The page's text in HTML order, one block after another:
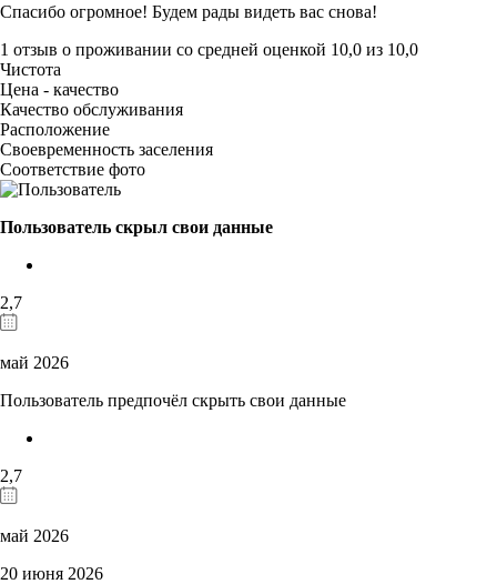
Спасибо огромное! Будем рады видеть вас снова!
1 отзыв о проживании со средней оценкой 10,0 из 10,0
Чистота
Цена - качество
Качество обслуживания
Расположение
Своевременность заселения
Соответствие фото
Пользователь скрыл свои данные
2,7
май 2026
Пользователь предпочёл скрыть свои данные
2,7
май 2026
20 июня 2026